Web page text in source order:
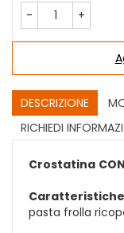
- +
DESCRIZIONE
RICHIEDI
Crostatina
pasta frolla